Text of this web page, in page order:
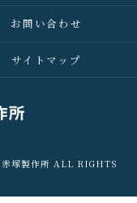
お問い合わせ
サイトマップ
赤塚製作所 ALL RIGHTS